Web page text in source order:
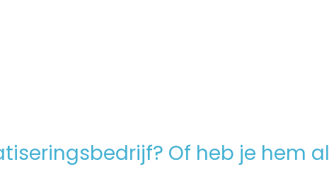
Of heb je hem al